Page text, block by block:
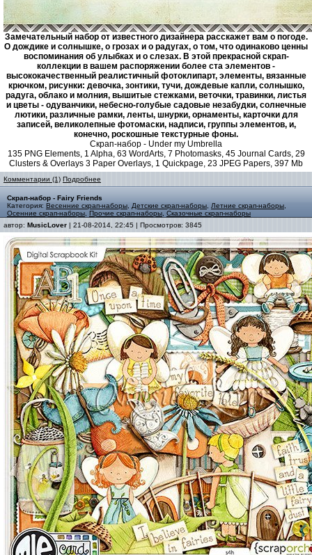
Замечательный набор от известного дизайнера расскажет вам о погоде.
О дождике и солнышке, о грозах и о радугах, о том, что одинаково ценны
воспоминания об улыбках и о слезах. В этой прекрасной скрап-
коллекции в вашем распоряжении более ста элементов -
высококачественный реалистичный фотоклипарт, элементы, вязанные
крючком, рисунки: девочка, зонтики, тучи, дождевые капли, солнышко,
радуга, облако и молния, вышитые стежками, веточки, травинки, листья
и цветы - одуванчики, небесно-голубые садовые незабудки, солнечные
лютики, различные рамки, ленты, шнурки, орнаменты, карточки для
записей, великолепные фотомаски, надписи, группы элементов, и,
конечно, роскошные текстурные фоны.
Скрап-набор - Under my Umbrella
135 PNG Elements, 1 Alpha, 63 WordArts, 7 Photomasks, 45 Journal Cards, 29
Clusters & Overlays 3 Paper Overlays, 1 Quickpage, 23 JPEG Papers, 397 Mb
Комментарии (1) Подробнее
Скрап-набор - Fairy Friends
Категория: Весенние скрап-наборы Детские скрап-наборы Летние скрап-наборы
Осенние скрап-наборы Прочие скрап-наборы Сказочные скрап-наборы
автор: MusicLover | 21-08-2014, 22:45 | Просмотров: 3845